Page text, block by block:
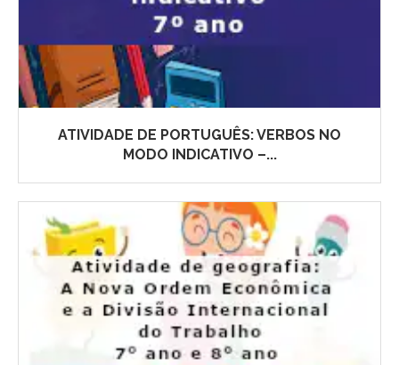
ATIVIDADE DE PORTUGUÊS: VERBOS NO
MODO INDICATIVO –...